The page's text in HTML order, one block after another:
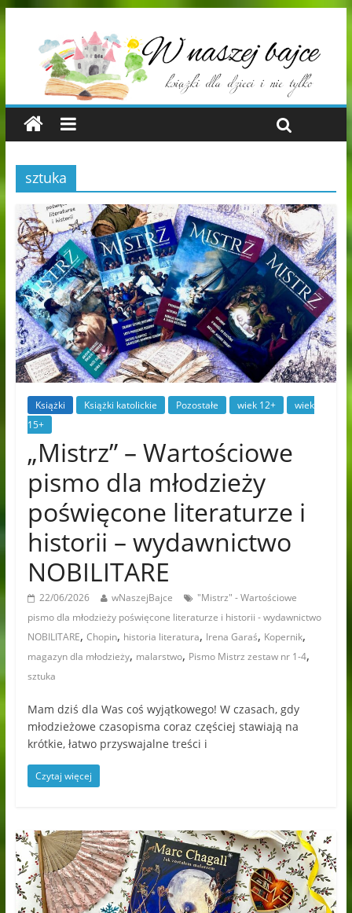
sztuka
Książki Książki katolickie Pozostałe wiek 12+
wiek
15+
„Mistrz” – Wartościowe
pismo dla młodzieży
poświęcone literaturze i
historii – wydawnictwo
NOBILITARE
22/06/2026 wNaszejBajce
"Mistrz" - Wartościowe
pismo dla młodzieży poświęcone literaturze i historii - wydawnictwo
NOBILITARE, Chopin, historia literatura, Irena Garaś, Kopernik,
magazyn dla młodzieży, malarstwo, Pismo Mistrz zestaw nr 1-4,
sztuka
Mam dziś dla Was coś wyjątkowego! W czasach, gdy
młodzieżowe czasopisma coraz częściej stawiają na
krótkie, łatwo przyswajalne treści i
Czytaj więcej